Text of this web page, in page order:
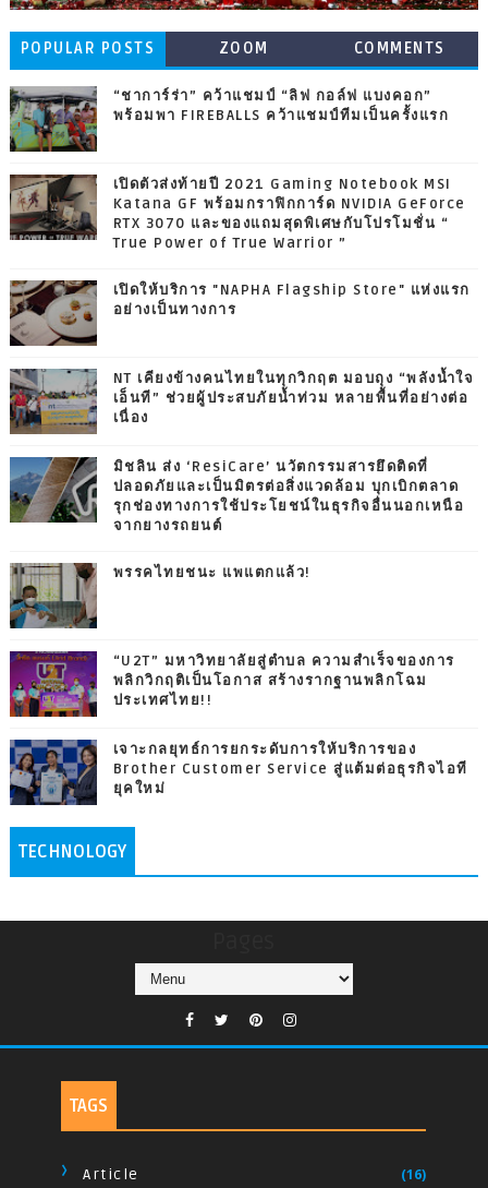
POPULAR POSTS ZOOM COMMENTS
“ชาการ์ร่า” คว้าแชมป์ “ลิฟ กอล์ฟ แบงคอก”
พร้อมพา FIREBALLS คว้าแชมป์ทีมเป็นครั้งแรก
เปิดตัวส่งท้ายปี 2021 Gaming Notebook MSI
Katana GF พร้อมกราฟิกการ์ด NVIDIA GeForce
RTX 3070 และของแถมสุดพิเศษกับโปรโมชั่น “
True Power of True Warrior ”
เปิดให้บริการ "NAPHA Flagship Store" แห่งแรก
อย่างเป็นทางการ
NT เคียงข้างคนไทยในทุกวิกฤต มอบถุง “พลังน้ำใจ
เอ็นที” ช่วยผู้ประสบภัยน้ำท่วม หลายพื้นที่อย่างต่อ
เนื่อง
มิชลิน ส่ง ‘ResiCare’ นวัตกรรมสารยึดติดที่
ปลอดภัยและเป็นมิตรต่อสิ่งแวดล้อม บุกเบิกตลาด
รุกช่องทางการใช้ประโยชน์ในธุรกิจอื่นนอกเหนือ
จากยางรถยนต์
พรรคไทยชนะ แพแตกแล้ว!
“U2T” มหาวิทยาลัยสู่ตำบล ความสำเร็จของการ
พลิกวิกฤติเป็นโอกาส สร้างรากฐานพลิกโฉม
ประเทศไทย!!
เจาะกลยุทธ์การยกระดับการให้บริการของ
Brother Customer Service สู่แต้มต่อธุรกิจไอที
ยุคใหม่
TECHNOLOGY
TAGS
Article (16)